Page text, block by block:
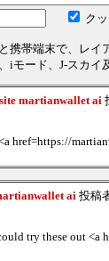
ク
携帯端末で、レイ
iモード、J-スカイ
martianwallet ai
href=https://
ai 投稿
try these out <a